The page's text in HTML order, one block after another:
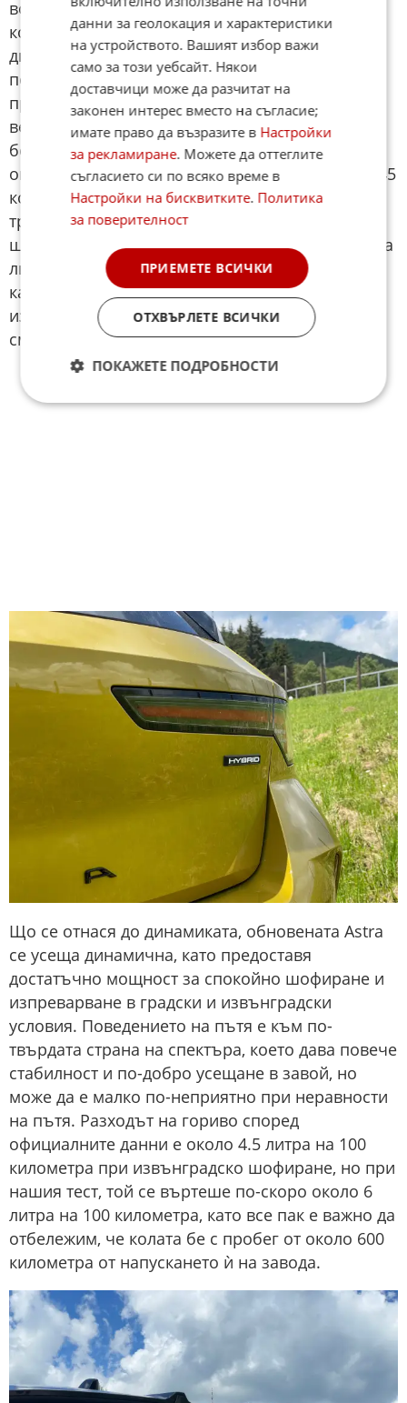
волтова мека хибридна система (MHEV),
комбинирана с автоматична трансмисия с
двоен съедините. И докато двигателят е добре
познатият 1.2 на Stellantis, той не е директно
пренесен от предходния модел. Мощността
вече е нараснала до 136 конски сили за
бензиновия двигател, а електромотора добавя
още 21 конски сили за системна мощност от 145
конски сили. За разлика от предходния модел,
трансмисията вече не е с осем предавки, а с
шест, но честно казано, това е нещо, което едва
ли ще забележите по време на шофиране, тъй
като скоростната кутия превключва
изключително плавно и често не усещате кога
сменя предавки.
Що се отнася до динамиката, обновената Astra
се усеща динамична, като предоставя
достатъчно мощност за спокойно шофиране и
изпреварване в градски и извънградски
условия. Поведението на пътя е към по-
твърдата страна на спектъра, което дава повече
стабилност и по-добро усещане в завой, но
може да е малко по-неприятно при неравности
на пътя. Разходът на гориво според
официалните данни е около 4.5 литра на 100
километра при извънградско шофиране, но при
нашия тест, той се въртеше по-скоро около 6
литра на 100 километра, като все пак е важно да
отбележим, че колата бе с пробег от около 600
километра от напускането ѝ на завода.
данни за геолокация и характеристики
на устройството. Вашият избор важи
само за този уебсайт. Някои
доставчици може да разчитат на
законен интерес вместо на съгласие;
имате право да възразите в Настройки
за рекламиране. Можете да оттеглите
съгласието си по всяко време в
Настройки на бисквитките. Политика
за поверителност
ПРИЕМЕТЕ ВСИЧКИ
ОТХВЪРЛЕТЕ ВСИЧКИ
ПОКАЖЕТЕ ПОДРОБНОСТИ